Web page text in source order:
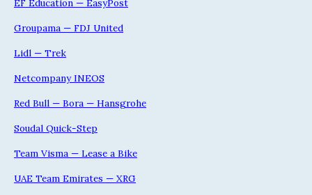
EF Education — EasyPost
Groupama — FDJ United
Lidl — Trek
Netcompany INEOS
Red Bull — Bora — Hansgrohe
Soudal Quick-Step
Team Visma — Lease a Bike
UAE Team Emirates — XRG